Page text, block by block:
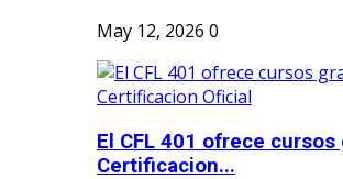
May 12, 2026 0
El CFL 401 ofrece
Certificacion...